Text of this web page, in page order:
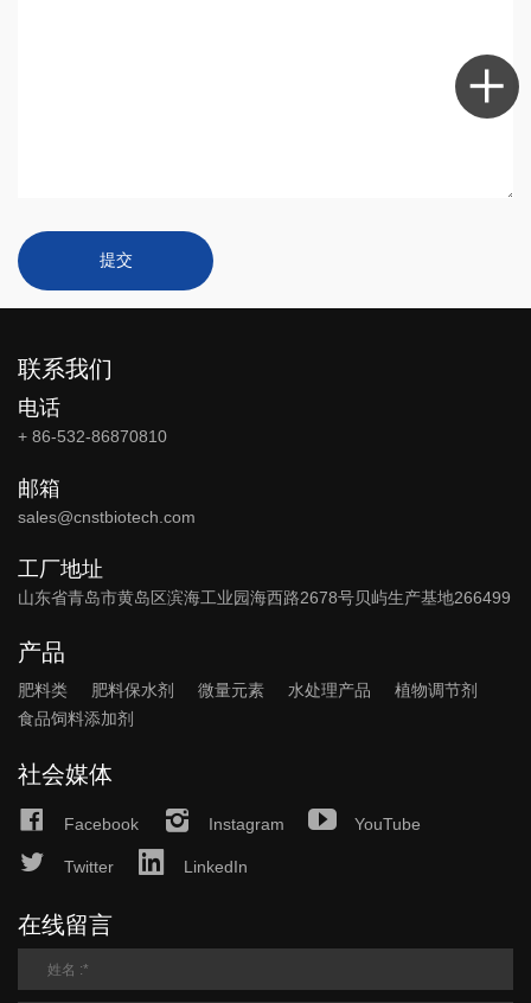
提交
联系我们
电话
+ 86-532-86870810
邮箱
sales@cnstbiotech.com
工厂地址
山东省青岛市黄岛区滨海工业园海西路2678号贝屿生产基地266499
产品
肥料类 肥料保水剂 微量元素 水处理产品
植物调节剂
食品饲料添加剂
社会媒体
Facebook Instagram YouTube
Twitter LinkedIn
在线留言